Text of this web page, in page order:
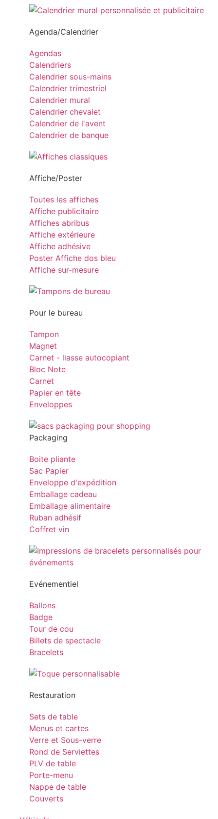
Agenda/Calendrier
Agendas
Calendriers
Calendrier sous-mains
Calendrier trimestriel
Calendrier mural
Calendrier chevalet
Calendrier de l'avent
Calendrier de banque
Affiche/Poster
Toutes les affiches
Affiche publicitaire
Affiches abribus
Affiche extérieure
Affiche adhésive
Poster Affiche dos bleu
Affiche sur-mesure
Pour le bureau
Tampon
Magnet
Carnet - liasse autocopiant
Bloc Note
Carnet
Papier en tête
Enveloppes
Packaging
Boite pliante
Sac Papier
Enveloppe d'expédition
Emballage cadeau
Emballage alimentaire
Ruban adhésif
Coffret vin
Evénementiel
Ballons
Badge
Tour de cou
Billets de spectacle
Bracelets
Restauration
Sets de table
Menus et cartes
Verre et Sous-verre
Rond de Serviettes
PLV de table
Porte-menu
Nappe de table
Couverts